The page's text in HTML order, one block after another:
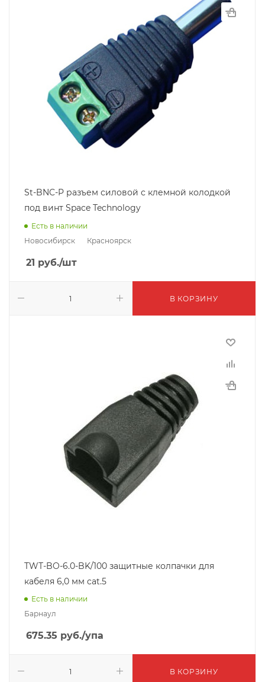
St-BNC-P разъем силовой с клемной колодкой
под винт Space Technology
Есть в наличии
Новосибирск
Красноярск
21 руб./шт
В КОРЗИНУ
TWT-BO-6.0-BK/100 защитные колпачки для
кабеля 6,0 мм cat.5
Есть в наличии
Барнаул
675.35 руб./упа
В КОРЗИНУ